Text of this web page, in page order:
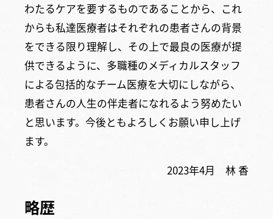
わたるケアを要するものであることから、これ
からも私達医療者はそれぞれの患者さんの背景
をできる限り理解し、その上で最良の医療が提
供できるように、多職種のメディカルスタッフ
による包括的なチーム医療を大切にしながら、
患者さんの人生の伴走者になれるよう努めたい
と思います。今後ともよろしくお願い申し上げ
ます。
2023年4月 林 香
略歴